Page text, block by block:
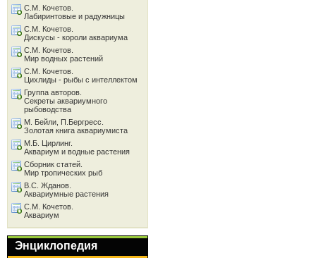
С.М. Кочетов.
Лабиринтовые и радужницы
С.М. Кочетов.
Дискусы - короли аквариума
С.М. Кочетов.
Мир водных растений
С.М. Кочетов.
Цихлиды - рыбы с интеллектом
Группа авторов.
Секреты аквариумного
рыбоводства
М. Бейли, П.Бергресс.
Золотая книга аквариумиста
М.Б. Цирлинг.
Аквариум и водные растения
Сборник статей.
Мир тропических рыб
В.С. Жданов.
Аквариумные растения
С.М. Кочетов.
Аквариум
Энциклопедия